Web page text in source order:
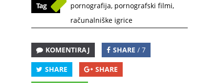
Tag pornografija, pornografski filmi,
računalniške igrice
KOMENTIRAJ SHARE / 7
SHARE SHARE